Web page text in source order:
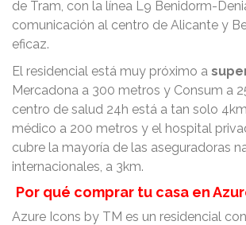
de Tram, con la línea L9 Benidorm-
comunicación al centro de Alicante y
eficaz.
El residencial está muy próximo a
Mercadona a 300 metros y Consum a
centro de salud 24h está a tan solo
médico a 200 metros y el hospital
cubre la mayoría de las aseguradoras
internacionales, a 3km.
Por qué comprar tu casa en
Azure Icons by TM es un residencial